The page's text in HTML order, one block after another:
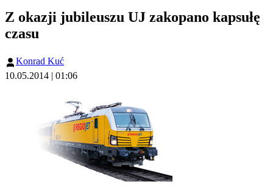
Z okazji jubileuszu UJ zakopano kapsułę
czasu
Konrad Kuć
10.05.2014 | 01:06